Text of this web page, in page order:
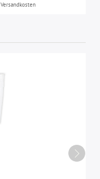
Versandkosten